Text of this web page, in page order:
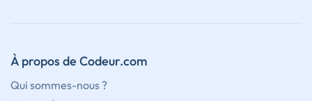
À propos de Codeur.com
Qui sommes-nous ?